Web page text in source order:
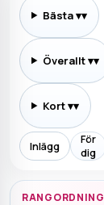
Bästa▾
Överallt▾
Kort▾
Inlägg
För
dig
RANGORDNING